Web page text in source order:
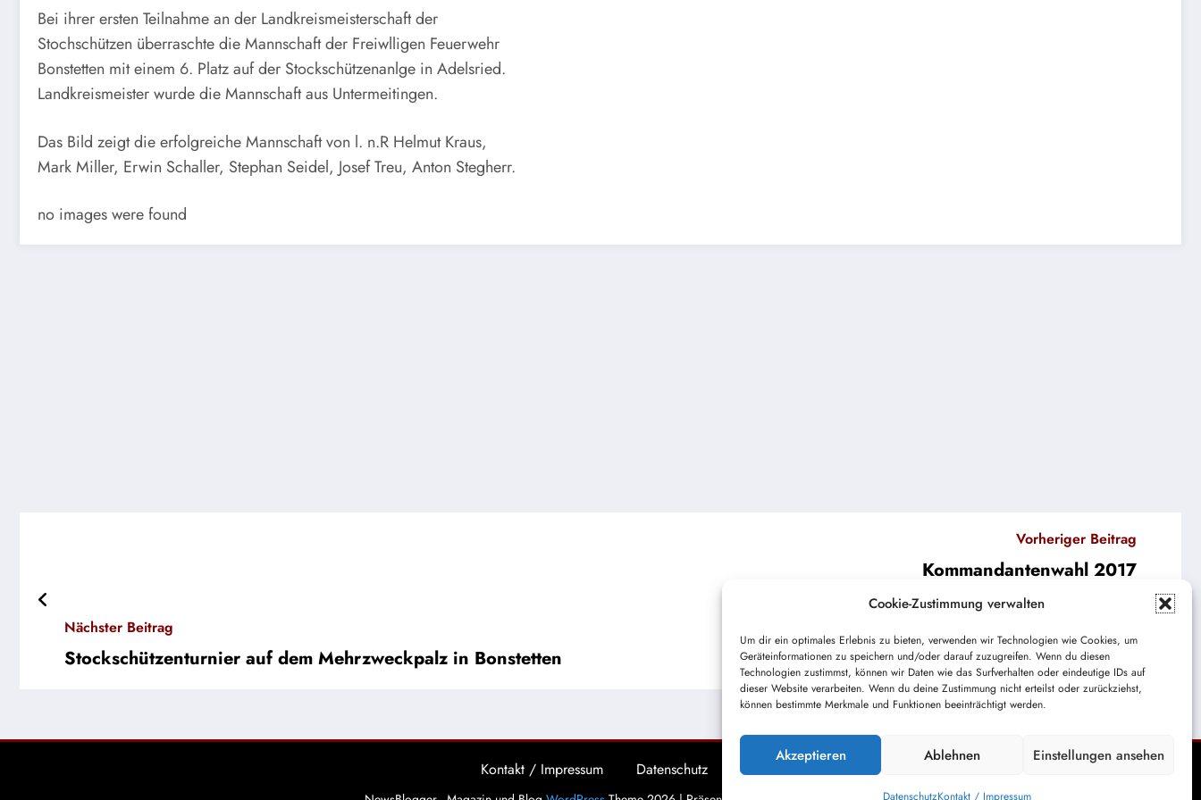
Cookie-Zustimmung verwalten
Um dir ein optimales Erlebnis zu bieten, verwenden wir Technologien wie Cookies, um
Geräteinformationen zu speichern und/oder darauf zuzugreifen. Wenn du diesen
Technologien zustimmst, können wir Daten wie das Surfverhalten oder eindeutige IDs auf
dieser Website verarbeiten. Wenn du deine Zustimmung nicht erteilst oder zurückziehst,
können bestimmte Merkmale und Funktionen beeinträchtigt werden.
Akzeptieren Ablehnen Einstellungen ansehen
DatenschutzKontakt / Impressum
Bei ihrer ersten Teilnahme an der Landkreismeisterschaft der
Stochschützen überraschte die Mannschaft der Freiwlligen Feuerwehr
Bonstetten mit einem 6. Platz auf der Stockschützenanlge in Adelsried.
Landkreismeister wurde die Mannschaft aus Untermeitingen.
Das Bild zeigt die erfolgreiche Mannschaft von l. n.R Helmut Kraus,
Mark Miller, Erwin Schaller, Stephan Seidel, Josef Treu, Anton Stegherr.
no images were found
Vorheriger Beitrag
Kommandantenwahl 2017
Nächster Beitrag
Stockschützenturnier auf dem Mehrzweckpalz in Bonstetten
Kontakt / Impressum Datenschutz